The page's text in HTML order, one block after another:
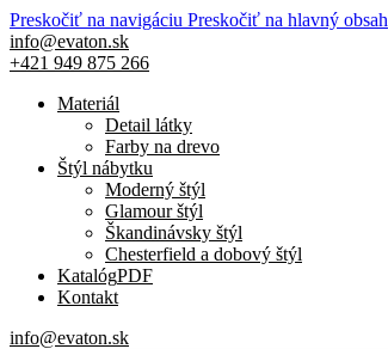
Preskočiť na navigáciu Preskočiť na hlavný obsah
info@evaton.sk
+421 949 875 266
Materiál
Detail látky
Farby na drevo
Štýl nábytku
Moderný štýl
Glamour štýl
Škandinávsky štýl
Chesterfield a dobový štýl
KatalógPDF
Kontakt
info@evaton.sk